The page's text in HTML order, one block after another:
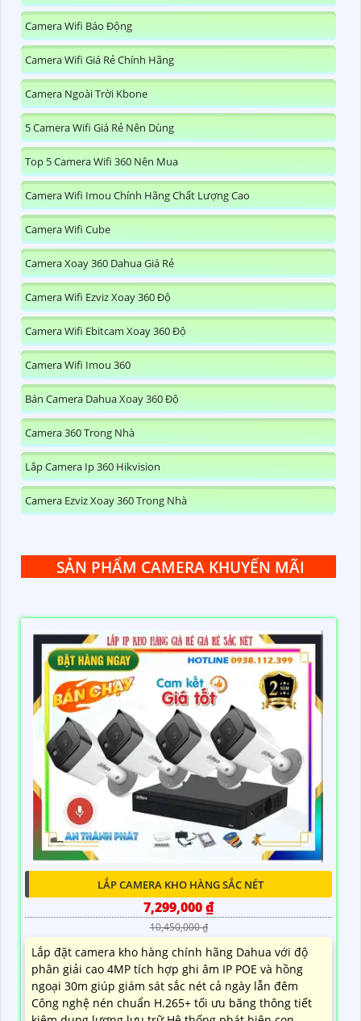
Camera Wifi Báo Động
Camera Wifi Giá Rẻ Chính Hãng
Camera Ngoài Trời Kbone
5 Camera Wifi Giá Rẻ Nên Dùng
Top 5 Camera Wifi 360 Nên Mua
Camera Wifi Imou Chính Hãng Chất Lượng Cao
Camera Wifi Cube
Camera Xoay 360 Dahua Giá Rẻ
Camera Wifi Ezviz Xoay 360 Độ
Camera Wifi Ebitcam Xoay 360 Độ
Camera Wifi Imou 360
Bán Camera Dahua Xoay 360 Độ
Camera 360 Trong Nhà
Lắp Camera Ip 360 Hikvision
Camera Ezviz Xoay 360 Trong Nhà
SẢN PHẨM CAMERA KHUYẾN MÃI
LẮP CAMERA KHO HÀNG SẮC NÉT
7,299,000 ₫
10,450,000 ₫
Lắp đặt camera kho hàng chính hãng Dahua với độ
phân giải cao 4MP tích hợp ghi âm IP POE và hồng
ngoại 30m giúp giám sát sắc nét cả ngày lẫn đêm
Công nghệ nén chuẩn H.265+ tối ưu băng thông tiết